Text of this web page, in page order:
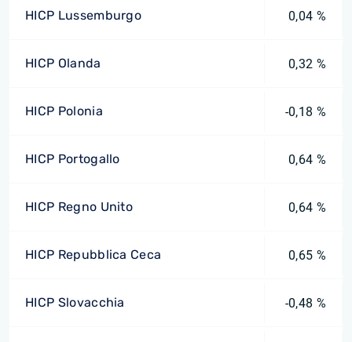
HICP Lussemburgo 0,04 %
HICP Olanda 0,32 %
HICP Polonia -0,18 %
HICP Portogallo 0,64 %
HICP Regno Unito 0,64 %
HICP Repubblica Ceca 0,65 %
HICP Slovacchia -0,48 %